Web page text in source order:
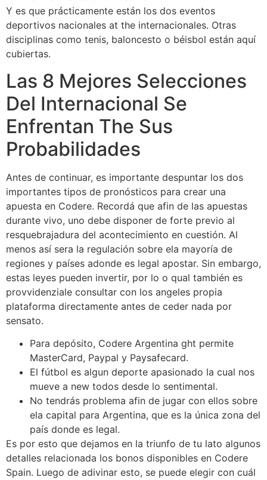
Y es que prácticamente están los dos eventos
deportivos nacionales at the internacionales. Otras
disciplinas como tenis, baloncesto o béisbol están aquí
cubiertas.
Las 8 Mejores Selecciones
Del Internacional Se
Enfrentan The Sus
Probabilidades
Antes de continuar, es importante despuntar los dos
importantes tipos de pronósticos para crear una
apuesta en Codere. Recordá que afin de las apuestas
durante vivo, uno debe disponer de forte previo al
resquebrajadura del acontecimiento en cuestión. Al
menos así sera la regulación sobre ela mayoría de
regiones y países adonde es legal apostar. Sin embargo,
estas leyes pueden invertir, por lo o qual también es
provvidenziale consultar con los angeles propia
plataforma directamente antes de ceder nada por
sensato.
Para depósito, Codere Argentina ght permite
MasterCard, Paypal y Paysafecard.
El fútbol es algun deporte apasionado la cual nos
mueve a new todos desde lo sentimental.
No tendrás problema afin de jugar con ellos sobre
ela capital para Argentina, que es la única zona del
país donde es legal.
Es por esto que dejamos en la triunfo de tu lato algunos
detalles relacionada los bonos disponibles en Codere
Spain. Luego de adivinar esto, se puede elegir con cuál